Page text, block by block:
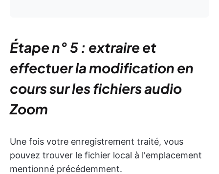
Étape n° 5 : extraire et
effectuer la modification en
cours sur les fichiers audio
Zoom
Une fois votre enregistrement traité, vous
pouvez trouver le fichier local à l'emplacement
mentionné précédemment.